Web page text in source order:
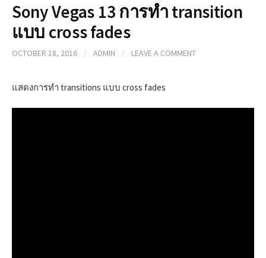
a
Sony Vegas 13 การทำ transition
แบบ cross fades
OCTOBER 18, 2016 / ADMIN / LEAVE A COMMENT
แสดงการทำ transitions แบบ cross fades